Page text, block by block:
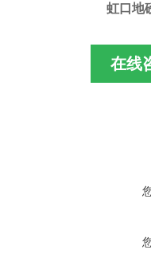
虹口地
在线